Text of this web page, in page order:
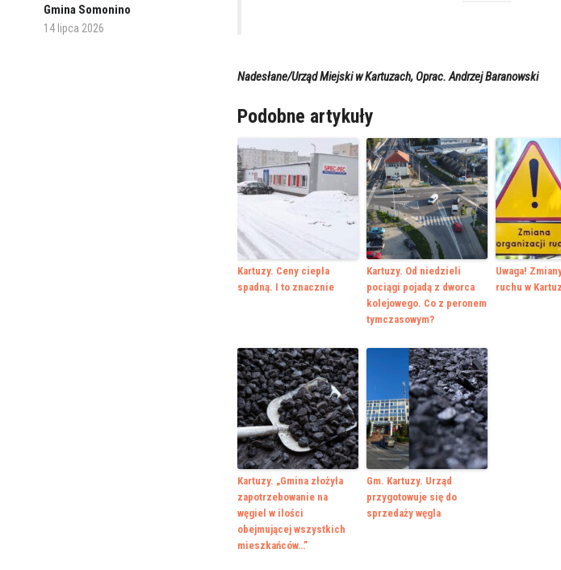
Gmina Somonino
14 lipca 2026
Nadesłane/Urząd Miejski w Kartuzach, Oprac. Andrzej Baranowski
Podobne artykuły
Kartuzy. Ceny ciepła
spadną. I to znacznie
Kartuzy. Od niedzieli
pociągi pojadą z dworca
kolejowego. Co z peronem
tymczasowym?
Uwaga!
ruchu w
Kartuzy. „Gmina złożyła
zapotrzebowanie na
węgiel w ilości
obejmującej wszystkich
mieszkańców…”
Gm. Kartuzy. Urząd
przygotowuje się do
sprzedaży węgla